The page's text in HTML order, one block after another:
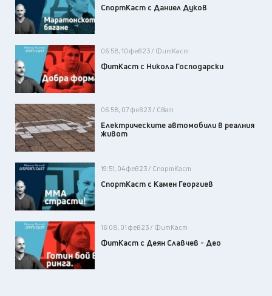
СпортКаст с Даниел Дуков
06:58, 10 фев 23 / ФитКаст
ФитКаст с Никола Господарски
06:58, 07 фев 23 / Свят
Електрическите автомобили в реалния
живот
19:51, 04 фев 23 / СпортКаст
СпортКаст с Камен Георгиев
16:08, 01 фев 23 / ФитКаст
ФитКаст с Деян Славчев - Део